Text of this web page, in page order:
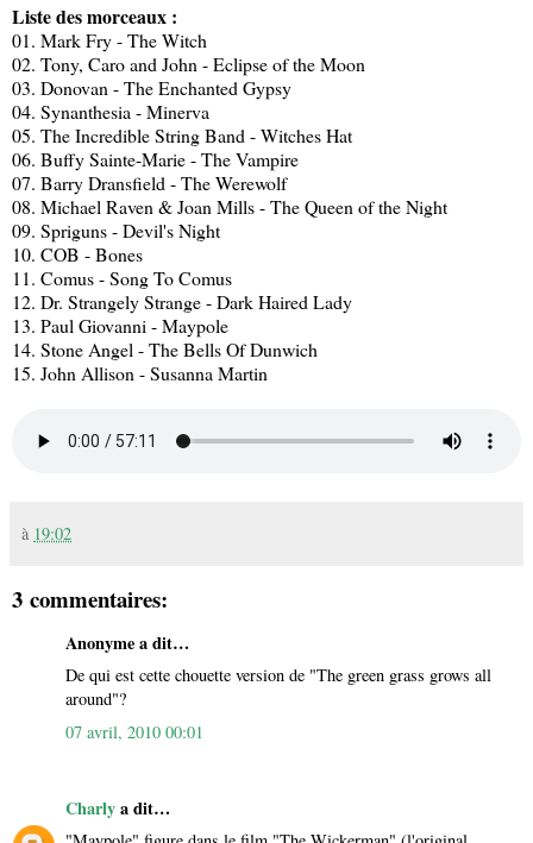
Liste des morceaux :
01. Mark Fry - The Witch
02. Tony, Caro and John - Eclipse of the Moon
03. Donovan - The Enchanted Gypsy
04. Synanthesia - Minerva
05. The Incredible String Band - Witches Hat
06. Buffy Sainte-Marie - The Vampire
07. Barry Dransfield - The Werewolf
08. Michael Raven & Joan Mills - The Queen of the Night
09. Spriguns - Devil's Night
10. COB - Bones
11. Comus - Song To Comus
12. Dr. Strangely Strange - Dark Haired Lady
13. Paul Giovanni - Maypole
14. Stone Angel - The Bells Of Dunwich
15. John Allison - Susanna Martin
à 19:02
3 commentaires:
Anonyme a dit…
De qui est cette chouette version de "The green grass grows all
around"?
07 avril, 2010 00:01
Charlya dit…